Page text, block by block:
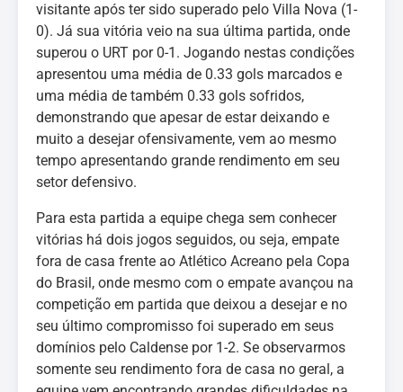
visitante após ter sido superado pelo Villa Nova (1-
0). Já sua vitória veio na sua última partida, onde
superou o URT por 0-1. Jogando nestas condições
apresentou uma média de 0.33 gols marcados e
uma média de também 0.33 gols sofridos,
demonstrando que apesar de estar deixando e
muito a desejar ofensivamente, vem ao mesmo
tempo apresentando grande rendimento em seu
setor defensivo.
Para esta partida a equipe chega sem conhecer
vitórias há dois jogos seguidos, ou seja, empate
fora de casa frente ao Atlético Acreano pela Copa
do Brasil, onde mesmo com o empate avançou na
competição em partida que deixou a desejar e no
seu último compromisso foi superado em seus
domínios pelo Caldense por 1-2. Se observarmos
somente seu rendimento fora de casa no geral, a